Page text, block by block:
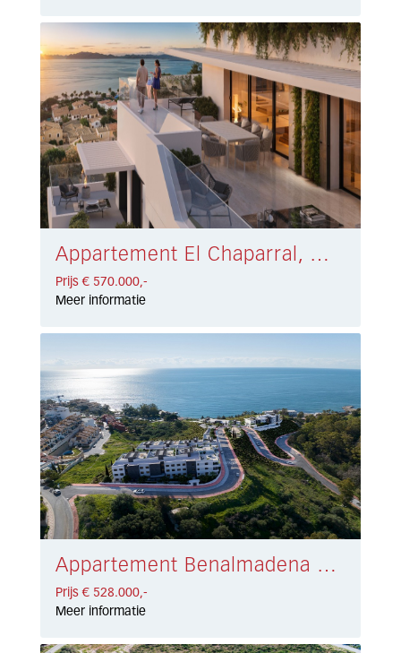
Appartement El Chaparral, Mijas Costa € 570.000,-
Prijs € 570.000,-
Meer informatie
Appartement Benalmadena Costa € 528.000,-
Prijs € 528.000,-
Meer informatie